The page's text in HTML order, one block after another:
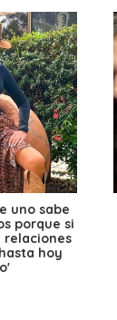
uno sabe
porque si
relaciones
hoy